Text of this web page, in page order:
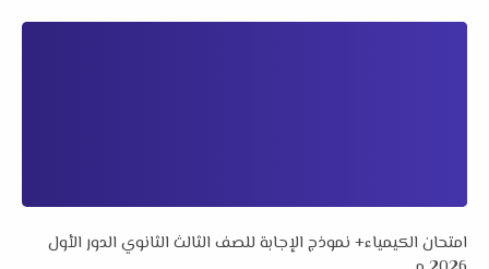
امتحان الكيمياء+ نموذج الإجابة للصف الثالث الثانوي الدور الأول